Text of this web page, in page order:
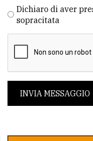
Dichiaro di aver
sopracitata
INVIA MESSAGGIO